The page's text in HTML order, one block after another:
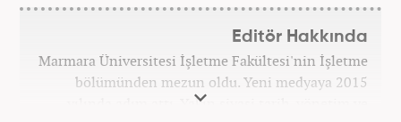
Editör Hakkında
Marmara Üniversitesi İşletme Fakültesi'nin İşletme
bölümünden mezun oldu. Yeni medyaya 2015
yılında adım attı. Yakın siyasi tarih, yönetim ve